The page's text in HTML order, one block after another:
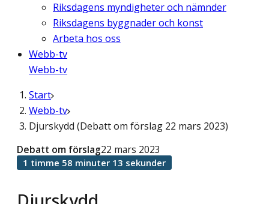
Riksdagens myndigheter och nämnder
Riksdagens byggnader och konst
Arbeta hos oss
Webb-tv
Webb-tv
Start
Webb-tv
Djurskydd (Debatt om förslag 22 mars 2023)
Debatt om förslag22 mars 2023
1 timme 58 minuter 13 sekunder